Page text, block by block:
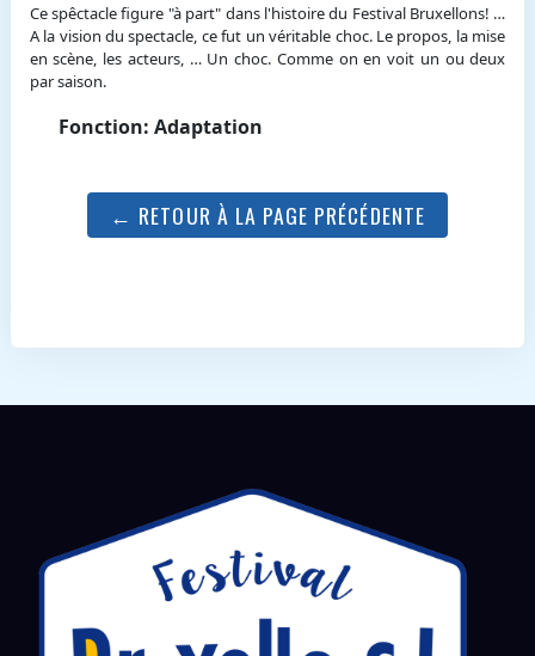
Ce spêctacle figure "à part" dans l'histoire du Festival Bruxellons! …
A la vision du spectacle, ce fut un véritable choc. Le propos, la mise
en scène, les acteurs, … Un choc. Comme on en voit un ou deux
par saison.
Fonction: Adaptation
← RETOUR À LA PAGE PRÉCÉDENTE